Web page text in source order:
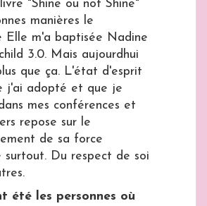
"Shine ou not Shine"
manières le
Elle m'a baptisée Nadine
3.0. Mais aujourdhui
que ça. L'état d'esprit
j'ai adopté et que je
mes conférences et
repose sur le
de sa force
surtout. Du respect de soi
été les personnes où